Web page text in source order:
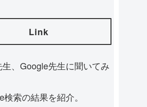
Link
、Google先生に聞いてみ
検索の結果を紹介。